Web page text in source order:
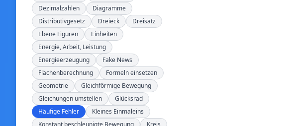
Dezimalzahlen
Diagramme
Distributivgesetz
Dreieck
Dreisatz
Ebene Figuren
Einheiten
Energie, Arbeit, Leistung
Energieerzeugung
Fake News
Flächenberechnung
Formeln einsetzen
Geometrie
Gleichförmige Bewegung
Gleichungen umstellen
Glücksrad
Häufige Fehler
Kleines Einmaleins
Konstant beschleunigte Bewegung
Kreis